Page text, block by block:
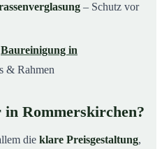
– Schutz vor
Baureinigung in
& Rahmen
Rommerskirchen?
die klare Preisgestaltung,